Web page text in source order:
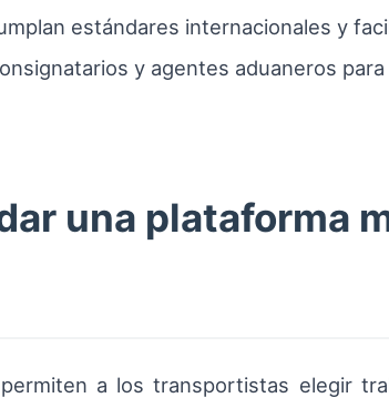
estándares internacionales y
y agentes aduaneros
una plataforma
a los transportistas elegir